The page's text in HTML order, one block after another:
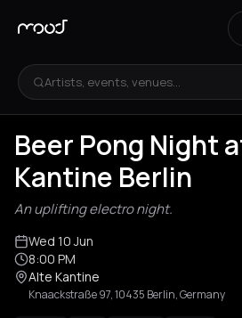
Artists, events, venues...
Beer Pong Night
Kantine Berlin
An uplifting electro night.
Wed 10 Jun
8:00 PM
Alte Kantine
Knaackstraße 97, 10435 Berlin, Germany